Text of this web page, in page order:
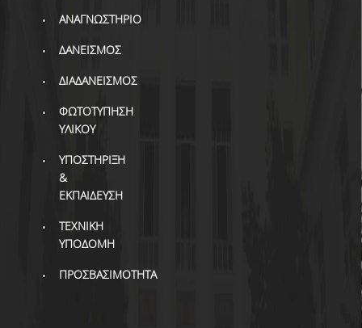
ΑΝΑΓΝΩΣΤΗΡΙΟ
ΔΑΝΕΙΣΜΟΣ
ΔΙΑΔΑΝΕΙΣΜΟΣ
ΦΩΤΟΤΥΠΗΣΗ
ΥΛΙΚΟΥ
ΥΠΟΣΤΗΡΙΞΗ
&
ΕΚΠΑΙΔΕΥΣΗ
ΤΕΧΝΙΚΗ
ΥΠΟΔΟΜΗ
ΠΡΟΣΒΑΣΙΜΟΤΗΤΑ